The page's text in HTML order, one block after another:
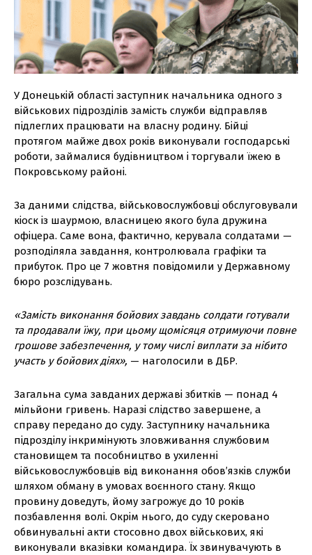
У Донецькій області заступник начальника одного з
військових підрозділів замість служби відправляв
підлеглих працювати на власну родину. Бійці
протягом майже двох років виконували господарські
роботи, займалися будівництвом і торгували їжею в
Покровському районі.
За даними слідства, військовослужбовці обслуговували
кіоск із шаурмою, власницею якого була дружина
офіцера. Саме вона, фактично, керувала солдатами —
розподіляла завдання, контролювала графіки та
прибуток. Про це 7 жовтня повідомили у Державному
бюро розслідувань.
«Замість виконання бойових завдань солдати готували
та продавали їжу, при цьому щомісяця отримуючи повне
грошове забезпечення, у тому числі виплати за нібито
участь у бойових діях», — наголосили в ДБР.
Загальна сума завданих державі збитків — понад 4
мільйони гривень. Наразі слідство завершене, а
справу передано до суду. Заступнику начальника
підрозділу інкримінують зловживання службовим
становищем та пособництво в ухиленні
військовослужбовців від виконання обов’язків служби
шляхом обману в умовах воєнного стану. Якщо
провину доведуть, йому загрожує до 10 років
позбавлення волі. Окрім нього, до суду скеровано
обвинувальні акти стосовно двох військових, які
виконували вказівки командира. Їх звинувачують в